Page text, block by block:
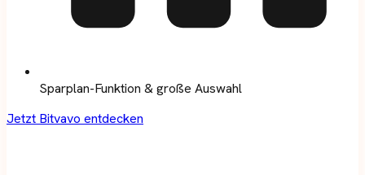
Sparplan-Funktion & große Auswahl
Jetzt Bitvavo entdecken